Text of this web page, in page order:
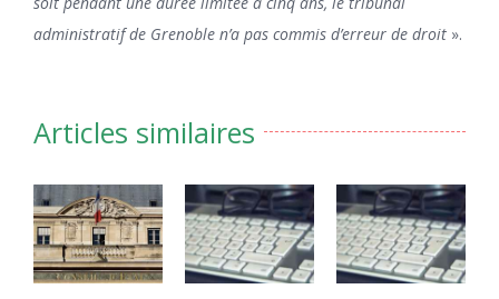
administratif de Grenoble n’a pas commis d’erreur de droit ».
Articles similaires